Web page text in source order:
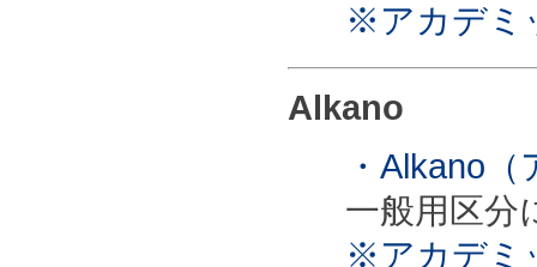
※アカデミ
Alkano
・Alkano
一般用区分
※アカデミ